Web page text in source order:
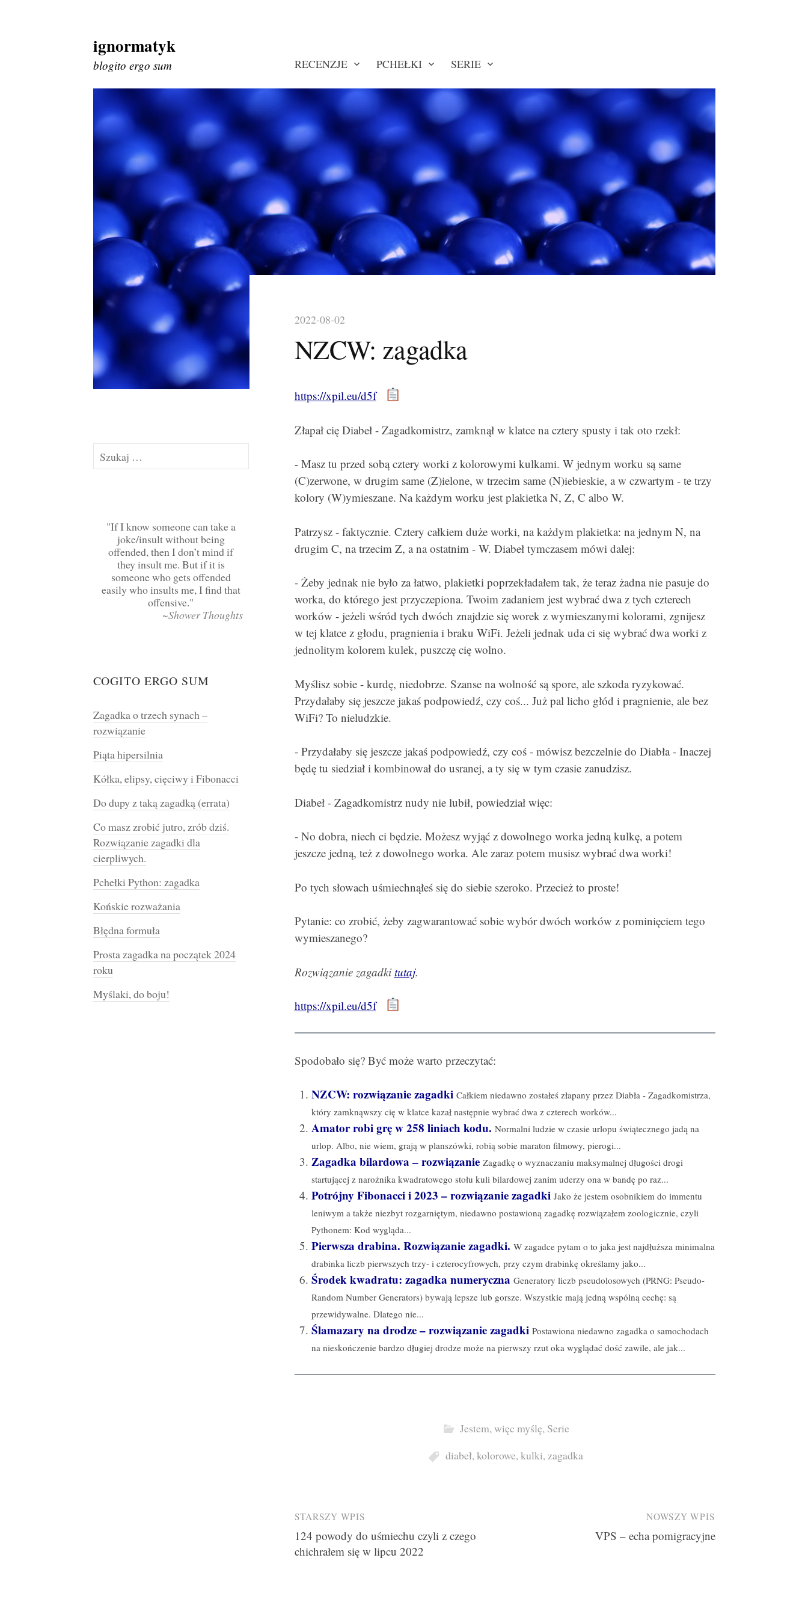
Skip
to
content
ignormatyk
blogito ergo sum RECENZJE PCHEŁKI SERIE
2022-08-02
NZCW: zagadka
https://xpil.eu/d5f
Złapał cię Diabeł - Zagadkomistrz, zamknął w klatce na cztery spusty i tak oto rzekł:
- Masz tu przed sobą cztery worki z kolorowymi kulkami. W jednym worku są same
(C)zerwone, w drugim same (Z)ielone, w trzecim same (N)iebieskie, a w czwartym - te trzy
kolory (W)ymieszane. Na każdym worku jest plakietka N, Z, C albo W.
Patrzysz - faktycznie. Cztery całkiem duże worki, na każdym plakietka: na jednym N, na
drugim C, na trzecim Z, a na ostatnim - W. Diabeł tymczasem mówi dalej:
- Żeby jednak nie było za łatwo, plakietki poprzekładałem tak, że teraz żadna nie pasuje do
worka, do którego jest przyczepiona. Twoim zadaniem jest wybrać dwa z tych czterech
worków - jeżeli wśród tych dwóch znajdzie się worek z wymieszanymi kolorami, zgnijesz
w tej klatce z głodu, pragnienia i braku WiFi. Jeżeli jednak uda ci się wybrać dwa worki z
jednolitym kolorem kulek, puszczę cię wolno.
Myślisz sobie - kurdę, niedobrze. Szanse na wolność są spore, ale szkoda ryzykować.
Przydałaby się jeszcze jakaś podpowiedź, czy coś... Już pal licho głód i pragnienie, ale bez
WiFi? To nieludzkie.
- Przydałaby się jeszcze jakaś podpowiedź, czy coś - mówisz bezczelnie do Diabła - Inaczej
będę tu siedział i kombinował do usranej, a ty się w tym czasie zanudzisz.
Diabeł - Zagadkomistrz nudy nie lubił, powiedział więc:
- No dobra, niech ci będzie. Możesz wyjąć z dowolnego worka jedną kulkę, a potem
jeszcze jedną, też z dowolnego worka. Ale zaraz potem musisz wybrać dwa worki!
Po tych słowach uśmiechnąłeś się do siebie szeroko. Przecież to proste!
Pytanie: co zrobić, żeby zagwarantować sobie wybór dwóch worków z pominięciem tego
wymieszanego?
Rozwiązanie zagadki tutaj.
https://xpil.eu/d5f
Spodobało się? Być może warto przeczytać:
NZCW: rozwiązanie zagadki Całkiem niedawno zostałeś złapany przez Diabła - Zagadkomistrza,
który zamknąwszy cię w klatce kazał następnie wybrać dwa z czterech worków...
Amator robi grę w 258 liniach kodu. Normalni ludzie w czasie urlopu świątecznego jadą na
urlop. Albo, nie wiem, grają w planszówki, robią sobie maraton filmowy, pierogi...
Zagadka bilardowa – rozwiązanie Zagadkę o wyznaczaniu maksymalnej długości drogi
startującej z narożnika kwadratowego stołu kuli bilardowej zanim uderzy ona w bandę po raz...
Potrójny Fibonacci i 2023 – rozwiązanie zagadki Jako że jestem osobnikiem do immentu
leniwym a także niezbyt rozgarniętym, niedawno postawioną zagadkę rozwiązałem zoologicznie, czyli
Pythonem: Kod wygląda...
Pierwsza drabina. Rozwiązanie zagadki. W zagadce pytam o to jaka jest najdłuższa minimalna
drabinka liczb pierwszych trzy- i czterocyfrowych, przy czym drabinkę określamy jako...
Środek kwadratu: zagadka numeryczna Generatory liczb pseudolosowych (PRNG: Pseudo-
Random Number Generators) bywają lepsze lub gorsze. Wszystkie mają jedną wspólną cechę: są
przewidywalne. Dlatego nie...
Ślamazary na drodze – rozwiązanie zagadki Postawiona niedawno zagadka o samochodach
na nieskończenie bardzo długiej drodze może na pierwszy rzut oka wyglądać dość zawile, ale jak...
Jestem, więc myślę, Serie
diabeł,kolorowe,kulki,zagadka
Post
navigation
STARSZY WPIS
124 powody do uśmiechu czyli z czego
chichrałem się w lipcu 2022
NOWSZY WPIS
VPS – echa pomigracyjne
Szukaj:
If I know someone can take a
joke/insult without being
offended, then I don’t mind if
they insult me. But if it is
someone who gets offended
easily who insults me, I find that
offensive.
~Shower Thoughts
COGITO ERGO SUM
Zagadka o trzech synach –
rozwiązanie
Piąta hipersilnia
Kółka, elipsy, cięciwy i Fibonacci
Do dupy z taką zagadką (errata)
Co masz zrobić jutro, zrób dziś.
Rozwiązanie zagadki dla
cierpliwych.
Pchełki Python: zagadka
Końskie rozważania
Błędna formuła
Prosta zagadka na początek 2024
roku
Myślaki, do boju!